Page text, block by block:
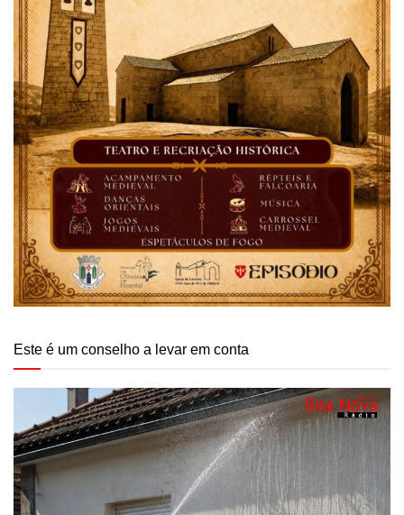
Este é um conselho a levar em conta